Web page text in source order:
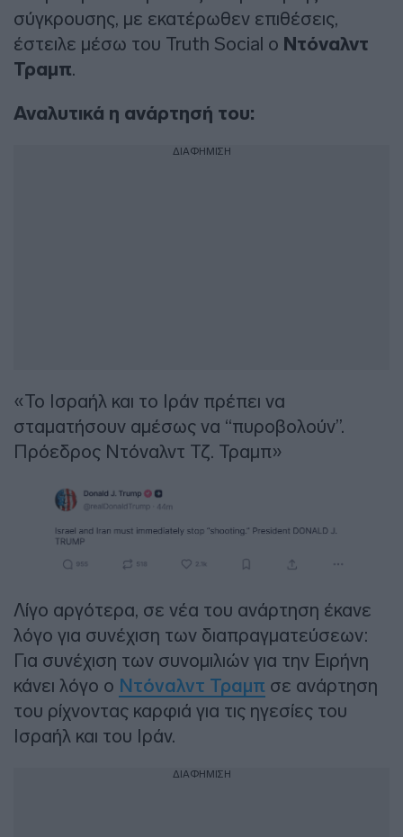
σύγκρουσης, με εκατέρωθεν επιθέσεις,
έστειλε μέσω του Truth Social ο Ντόναλντ
Τραμπ.
Αναλυτικά η ανάρτησή του:
ΔΙΑΦΗΜΙΣΗ
«Το Ισραήλ και το Ιράν πρέπει να
σταματήσουν αμέσως να “πυροβολούν”.
Πρόεδρος Ντόναλντ Τζ. Τραμπ»
Λίγο αργότερα, σε νέα του ανάρτηση έκανε
λόγο για συνέχιση των διαπραγματεύσεων:
Για συνέχιση των συνομιλιών για την Ειρήνη
κάνει λόγο ο Ντόναλντ Τραμπ σε ανάρτηση
του ρίχνοντας καρφιά για τις ηγεσίες του
Ισραήλ και του Ιράν.
ΔΙΑΦΗΜΙΣΗ